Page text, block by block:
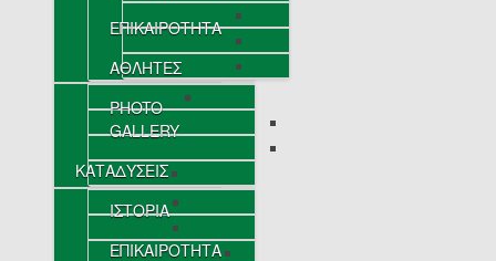
ΕΠΙΚΑΙΡΟΤΗΤΑ
ΑΘΛΗΤΕΣ
PHOTO
GALLERY
ΚΑΤΑΔΥΣΕΙΣ
ΙΣΤΟΡΙΑ
ΕΠΙΚΑΙΡΟΤΗΤΑ